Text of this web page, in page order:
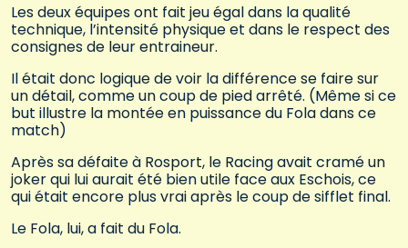
Les deux équipes ont fait jeu égal dans la qualité
technique, l’intensité physique et dans le respect des
consignes de leur entraineur.
Il était donc logique de voir la différence se faire sur
un détail, comme un coup de pied arrêté. (Même si ce
but illustre la montée en puissance du Fola dans ce
match)
Après sa défaite à Rosport, le Racing avait cramé un
joker qui lui aurait été bien utile face aux Eschois, ce
qui était encore plus vrai après le coup de sifflet final.
Le Fola, lui, a fait du Fola.